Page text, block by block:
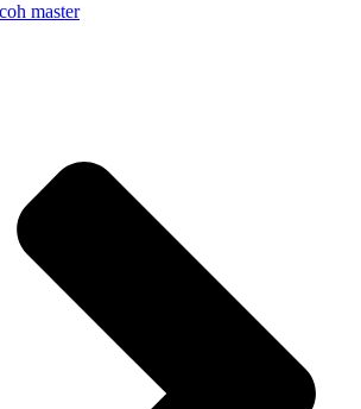
master